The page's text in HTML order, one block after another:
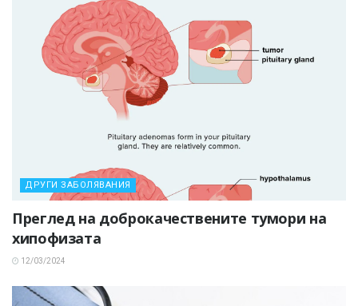
ДРУГИ ЗАБОЛЯВАНИЯ
Преглед на доброкачествените тумори на
хипофизата
12/03/2024